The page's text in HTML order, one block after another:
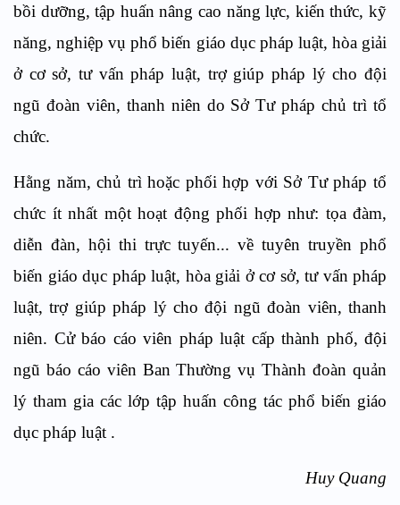
bồi dưỡng, tập huấn nâng cao năng lực, kiến thức, kỹ
năng, nghiệp vụ phổ biến giáo dục pháp luật, hòa giải
ở cơ sở, tư vấn pháp luật, trợ giúp pháp lý cho đội
ngũ đoàn viên, thanh niên do Sở Tư pháp chủ trì tổ
chức.
Hằng năm, chủ trì hoặc phối hợp với Sở Tư pháp tổ
chức ít nhất một hoạt động phối hợp như: tọa đàm,
diễn đàn, hội thi trực tuyến... về tuyên truyền phổ
biến giáo dục pháp luật, hòa giải ở cơ sở, tư vấn pháp
luật, trợ giúp pháp lý cho đội ngũ đoàn viên, thanh
niên. Cử báo cáo viên pháp luật cấp thành phố, đội
ngũ báo cáo viên Ban Thường vụ Thành đoàn quản
lý tham gia các lớp tập huấn công tác phổ biến giáo
dục pháp luật .
Huy Quang